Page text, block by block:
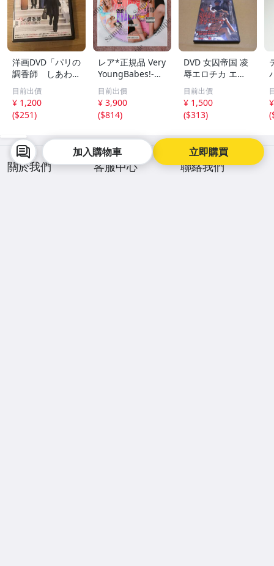
立即購買
加入購物車
洋画DVD「パリの
調香師 しあわせ
の香りを探して」
目前出價
¥ 1,200
($251)
レア*正規品 Very
YoungBabes!-デ
ィスク **c9fIZ-S
t-f46** 東欧・北
欧系 海外アイド
ル イメージDVD-
ロシア ウクライ
ナ
目前出價
¥ 3,900
($814)
DVD 女囚帝国 凌
辱エロチカ エル
ウィン・C・ディ
ートリッヒ
目前出價
¥ 1,500
($313)
(
關於我們 客服中心 聯絡我們